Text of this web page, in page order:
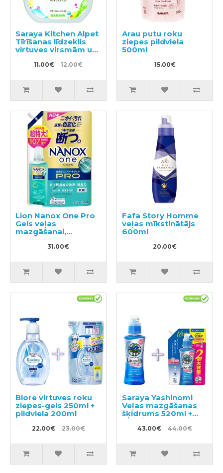
Saraya Kitchen Alpet
Tīrīšanas līdzeklis
virtuves virsmām un
traukiem 400ml
11.00€ 12.00€
Arau putu roku
ziepes pildviela
500ml
15.00€
Lion Nanox One Pro
Gels veļas
mazgāšanai,
pildviela 1070g
31.00€
Fafa Story Homme
veļas mīkstinātājs
600ml
20.00€
Biore virtuves roku
ziepes-gels 250ml +
pildviela 200ml
22.00€ 23.00€
Saraya Yashinomi
Veļas mazgāšanas
šķidrums 520ml +
pildviela 950ml
43.00€ 44.00€